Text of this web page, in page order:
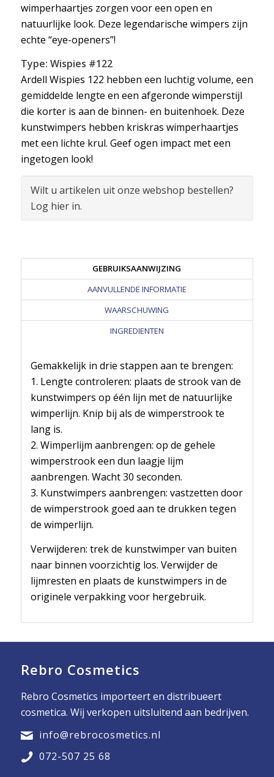
wimperhaartjes zorgen voor een open en
natuurlijke look. Deze legendarische wimpers zijn
echte “eye-openers”!
Type: Wispies #122
Ardell Wispies 122 hebben een luchtig volume, een
gemiddelde lengte en een afgeronde wimperstijl
die korter is aan de binnen- en buitenhoek. Deze
kunstwimpers hebben kriskras wimperhaartjes
met een lichte krul. Geef ogen impact met een
ingetogen look!
Wilt u artikelen uit onze webshop bestellen?
Log hier in.
GEBRUIKSAANWIJZING
AANVULLENDE INFORMATIE
WAARSCHUWING
INGREDIENTEN
Gemakkelijk in drie stappen aan te brengen:
1. Lengte controleren: plaats de strook van de
kunstwimpers op één lijn met de natuurlijke
wimperlijn. Knip bij als de wimperstrook te
lang is.
2. Wimperlijm aanbrengen: op de gehele
wimperstrook een dun laagje lijm
aanbrengen. Wacht 30 seconden.
3. Kunstwimpers aanbrengen: vastzetten door
de wimperstrook goed aan te drukken tegen
de wimperlijn.
Verwijderen: trek de kunstwimper van buiten
naar binnen voorzichtig los. Verwijder de
lijmresten en plaats de kunstwimpers in de
originele verpakking voor hergebruik.
Rebro Cosmetics
Rebro Cosmetics importeert en distribueert
cosmetica. Wij verkopen uitsluitend aan bedrijven.
info@rebrocosmetics.nl
072-507 25 68